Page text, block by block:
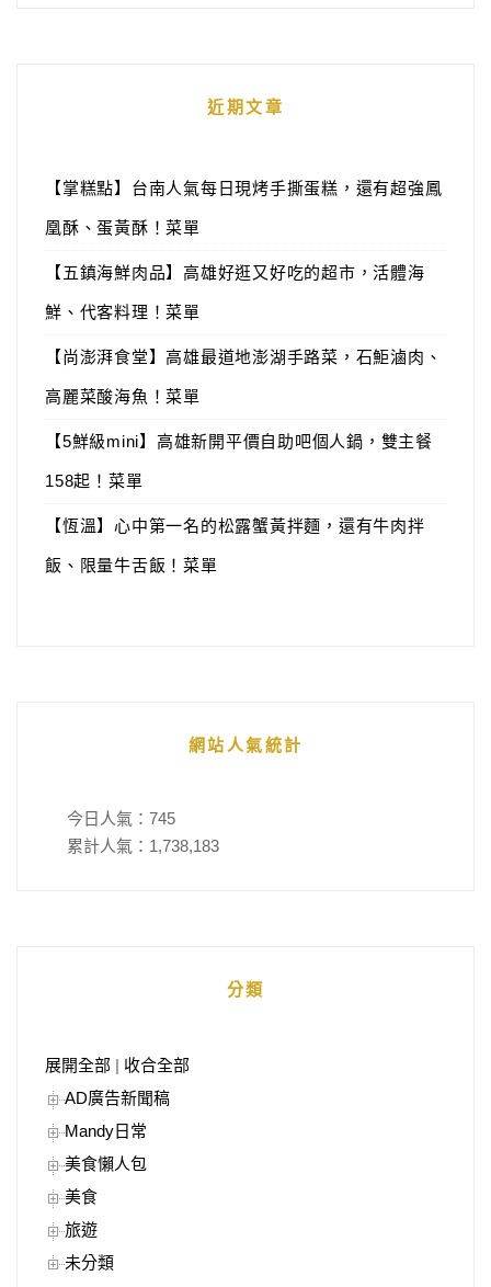
近期文章
【掌糕點】台南人氣每日現烤手撕蛋糕，還有超強鳳
凰酥、蛋黃酥！菜單
【五鎮海鮮肉品】高雄好逛又好吃的超市，活體海
鮮、代客料理！菜單
【尚澎湃食堂】高雄最道地澎湖手路菜，石鮔滷肉、
高麗菜酸海魚！菜單
【5鮮級mini】高雄新開平價自助吧個人鍋，雙主餐
158起！菜單
【恆溫】心中第一名的松露蟹黃拌麵，還有牛肉拌
飯、限量牛舌飯！菜單
網站人氣統計
今日人氣： 745
累計人氣： 1,738,183
分類
展開全部
收合全部
AD廣告新聞稿
Mandy日常
美食懶人包
美食
旅遊
未分類